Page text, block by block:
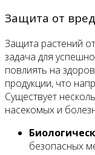
Защита от
Защита растений
задача для
повлиять на
продукции, что
Существует
насекомых и
безопасных